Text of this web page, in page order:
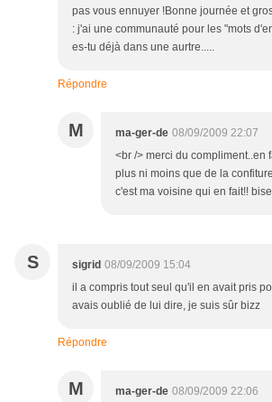
pas vous ennuyer !Bonne journée et
: j'ai une communauté pour les "mots
es-tu déjà dans une aurtre.....
Répondre
M ma-ger-de 08/09/2009 22:07
<br /> merci du compliment..en
plus ni moins que de la
c'est ma voisine qui en fait!!
S sigrid 08/09/2009 15:04
il a compris tout seul qu'il en avait pris
avais oublié de lui dire, je suis sûr bizz
Répondre
M ma-ger-de 08/09/2009 22:06